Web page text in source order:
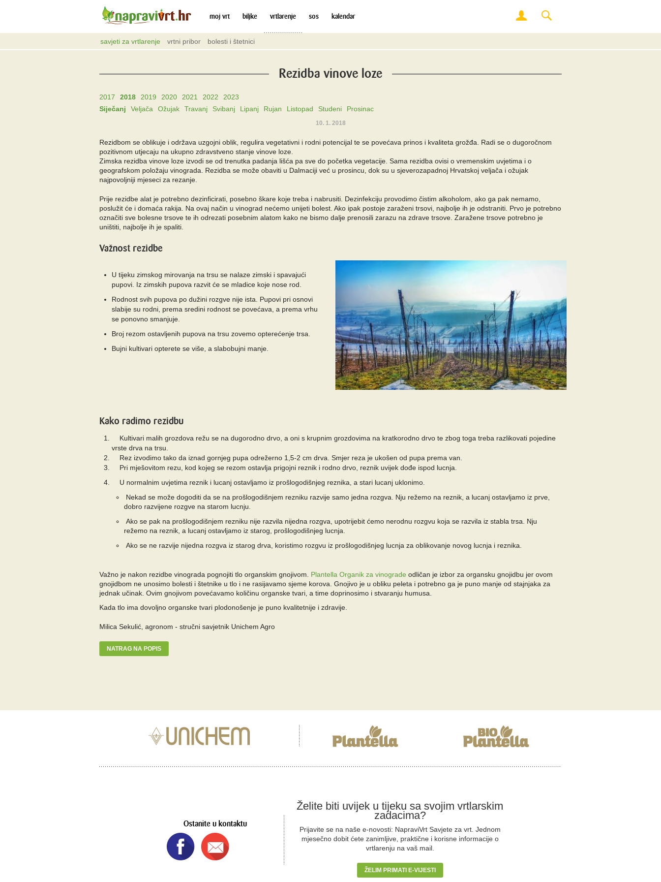
moj vrt biljke vrtlarenje sos kalendar
savjeti za vrtlarenje vrtni pribor bolesti i štetnici
Rezidba vinove loze
2017 2018 2019 2020 2021 2022
2023
Siječanj
Veljača Ožujak Travanj Svibanj Lipanj Rujan Listopad Studeni Prosinac
10. 1. 2018
Rezidbom se oblikuje i održava uzgojni oblik, regulira vegetativni i rodni potencijal te se povećava prinos i kvaliteta grožđa. Radi se o dugoročnom
pozitivnom utjecaju na ukupno zdravstveno stanje vinove loze.
Zimska rezidba vinove loze izvodi se od trenutka padanja lišća pa sve do početka vegetacije. Sama rezidba ovisi o vremenskim uvjetima i o
geografskom položaju vinograda. Rezidba se može obaviti u Dalmaciji već u prosincu, dok su u sjeverozapadnoj Hrvatskoj veljača i ožujak
najpovoljniji mjeseci za rezanje.
Prije rezidbe alat je potrebno dezinficirati, posebno škare koje treba i nabrusiti. Dezinfekciju provodimo čistim alkoholom, ako ga pak nemamo,
poslužit će i domaća rakija. Na ovaj način u vinograd nećemo unijeti bolest. Ako ipak postoje zaraženi trsovi, najbolje ih je odstraniti. Prvo je potrebno
označiti sve bolesne trsove te ih odrezati posebnim alatom kako ne bismo dalje prenosili zarazu na zdrave trsove. Zaražene trsove potrebno je
uništiti, najbolje ih je spaliti.
Važnost rezidbe
U tijeku zimskog mirovanja na trsu se nalaze zimski i spavajući
pupovi. Iz zimskih pupova razvit će se mladice koje nose rod.
Rodnost svih pupova po dužini rozgve nije ista. Pupovi pri osnovi
slabije su rodni, prema sredini rodnost se povećava, a prema vrhu
se ponovno smanjuje.
Broj rezom ostavljenih pupova na trsu zovemo opterećenje trsa.
Bujni kultivari opterete se više, a slabobujni manje.
Kako radimo rezidbu
Kultivari malih grozdova režu se na dugorodno drvo, a oni s krupnim grozdovima na kratkorodno drvo te zbog toga treba razlikovati pojedine
vrste drva na trsu.
Rez izvodimo tako da iznad gornjeg pupa odrežerno 1,5-2 cm drva. Smjer reza je ukošen od pupa prema van.
Pri mješovitom rezu, kod kojeg se rezom ostavlja prigojni reznik i rodno drvo, reznik uvijek dođe ispod lucnja.
U normalnim uvjetima reznik i lucanj ostavljamo iz prošlogodišnjeg reznika, a stari lucanj uklonimo.
Nekad se može dogoditi da se na prošlogodišnjem rezniku razvije samo jedna rozgva. Nju režemo na reznik, a lucanj ostavljamo iz prve,
dobro razvijene rozgve na starom lucnju.
Ako se pak na prošlogodišnjem rezniku nije razvila nijedna rozgva, upotrijebit ćemo nerodnu rozgvu koja se razvila iz stabla trsa. Nju
režemo na reznik, a lucanj ostavljamo iz starog, prošlogodišnjeg lucnja.
Ako se ne razvije nijedna rozgva iz starog drva, koristimo rozgvu iz prošlogodišnjeg lucnja za oblikovanje novog lucnja i reznika.
Važno je nakon rezidbe vinograda pognojiti tlo organskim gnojivom. Plantella Organik za vinograde odličan je izbor za organsku gnojidbu jer ovom
gnojidbom ne unosimo bolesti i štetnike u tlo i ne rasijavamo sjeme korova. Gnojivo je u obliku peleta i potrebno ga je puno manje od stajnjaka za
jednak učinak. Ovim gnojivom povećavamo količinu organske tvari, a time doprinosimo i stvaranju humusa.
Kada tlo ima dovoljno organske tvari plodonošenje je puno kvalitetnije i zdravije.
Milica Sekulić, agronom - stručni savjetnik Unichem Agro
NATRAG NA POPIS
Ostanite u kontaktu
Želite biti uvijek u tijeku sa svojim vrtlarskim
zadacima?
Prijavite se na naše e-novosti: NapraviVrt Savjete za vrt. Jednom
mjesečno dobit ćete zanimljive, praktične i korisne informacije o
vrtlarenju na vaš mail.
ŽELIM PRIMATI E-VIJESTI